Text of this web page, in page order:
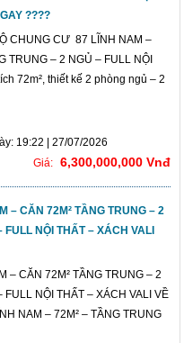
????
CHUNG CƯ 87 LĨNH NAM –
TRUNG – 2 NGỦ – FULL NỘI
72m², thiết kế 2 phòng ngủ – 2
19:22 | 27/07/2026
Giá: 6,300,000,000 Vnđ
– CĂN 72M² TẦNG TRUNG – 2
FULL NỘI THẤT – XÁCH VALI
– CĂN 72M² TẦNG TRUNG – 2
FULL NỘI THẤT – XÁCH VALI VỀ
NAM – 72M² – TẦNG TRUNG